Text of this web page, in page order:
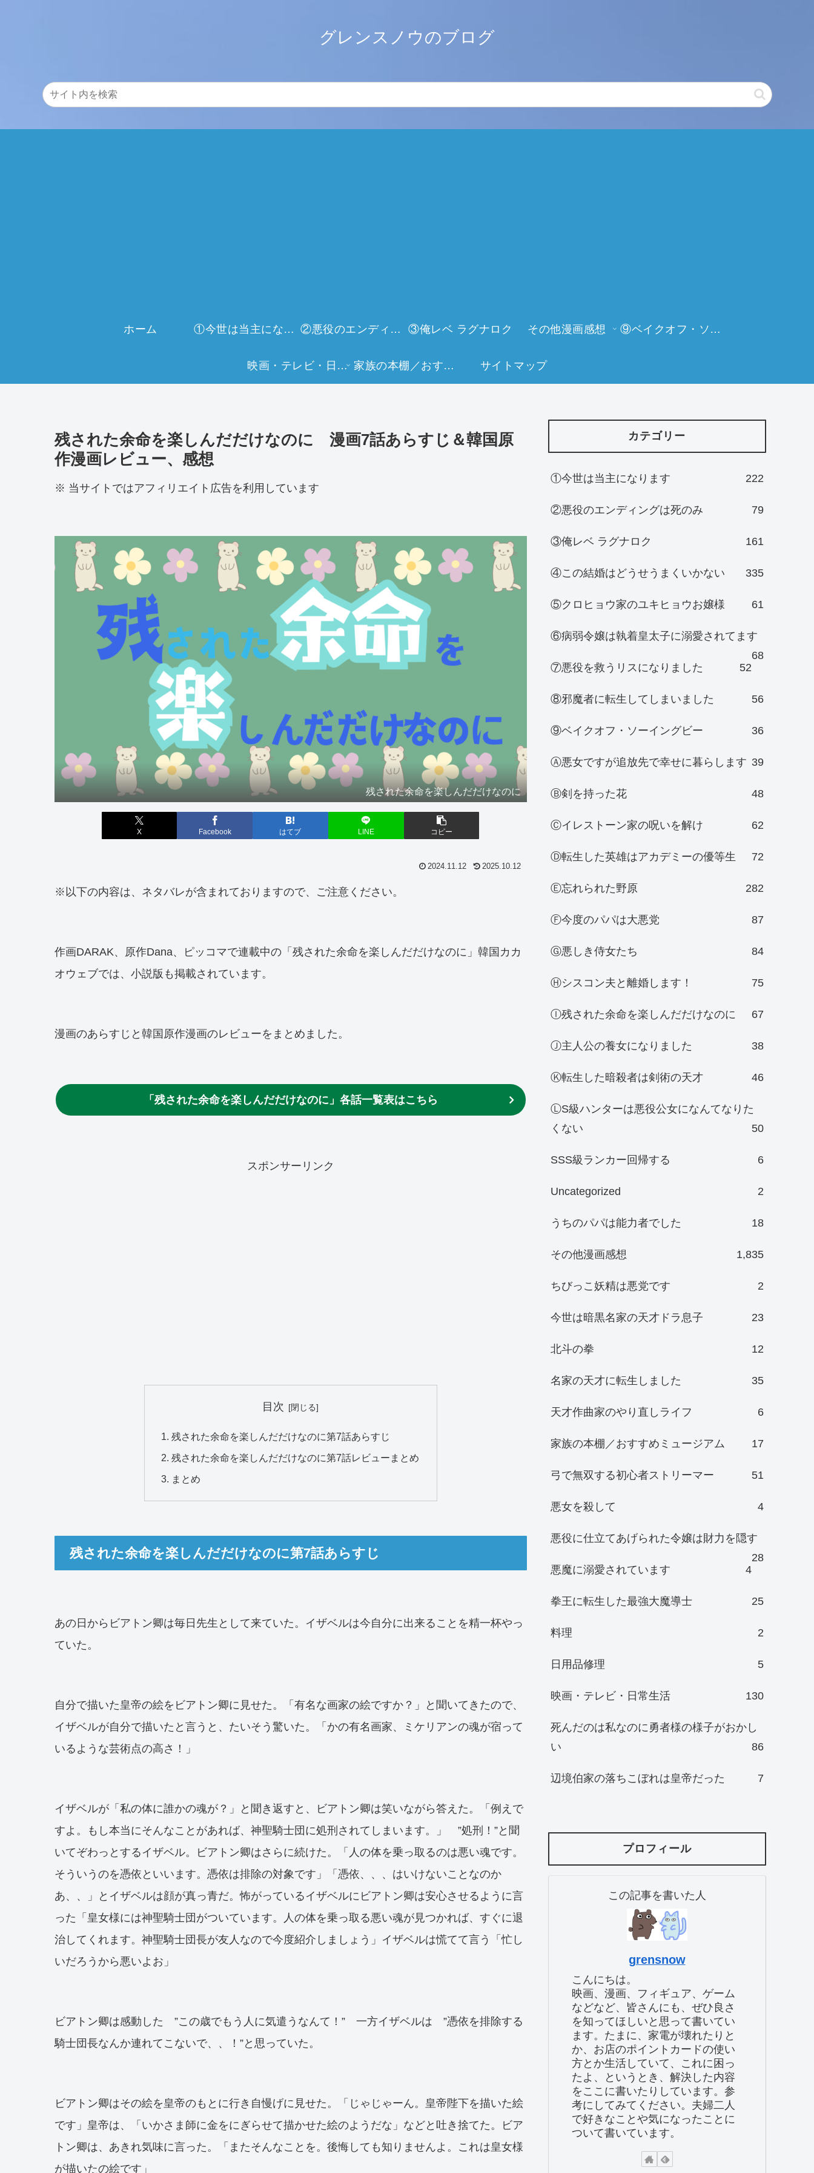
グレンスノウのブログ
ホーム ①今世は当主になります ②悪役のエンディングは死のみ ③俺レベ ラグナロク その他漫画感想 ⑨ベイクオフ・ソーイングビー
映画・テレビ・日常生活 家族の本棚／おすすめミュージアム サイトマップ
残された余命を楽しんだだけなのに 漫画7話あらすじ＆韓国原
作漫画レビュー、感想
※ 当サイトではアフィリエイト広告を利用しています
残された余命を楽しんだだけなのに
X Facebook はてブ LINE コピー
2024.11.12 2025.10.12
※以下の内容は、ネタバレが含まれておりますので、ご注意ください。
作画DARAK、原作Dana、ピッコマで連載中の「残された余命を楽しんだだけなのに」韓国カカ
オウェブでは、小説版も掲載されています。
漫画のあらすじと韓国原作漫画のレビューをまとめました。
「残された余命を楽しんだだけなのに」各話一覧表はこちら
スポンサーリンク
目次
残された余命を楽しんだだけなのに第7話あらすじ
残された余命を楽しんだだけなのに第7話レビューまとめ
まとめ
残された余命を楽しんだだけなのに第7話あらすじ
あの日からビアトン卿は毎日先生として来ていた。イザベルは今自分に出来ることを精一杯やっ
ていた。
自分で描いた皇帝の絵をビアトン卿に見せた。「有名な画家の絵ですか？」と聞いてきたので、
イザベルが自分で描いたと言うと、たいそう驚いた。「かの有名画家、ミケリアンの魂が宿って
いるような芸術点の高さ！」
イザベルが「私の体に誰かの魂が？」と聞き返すと、ビアトン卿は笑いながら答えた。「例えで
すよ。もし本当にそんなことがあれば、神聖騎士団に処刑されてしまいます。」 ”処刑！”と聞
いてぞわっとするイザベル。ビアトン卿はさらに続けた。「人の体を乗っ取るのは悪い魂です。
そういうのを憑依といいます。憑依は排除の対象です」「憑依、、、はいけないことなのか
あ、、」とイザベルは顔が真っ青だ。怖がっているイザベルにビアトン卿は安心させるように言
った「皇女様には神聖騎士団がついています。人の体を乗っ取る悪い魂が見つかれば、すぐに退
治してくれます。神聖騎士団長が友人なので今度紹介しましょう」イザベルは慌てて言う「忙し
いだろうから悪いよお」
ビアトン卿は感動した ”この歳でもう人に気遣うなんて！” 一方イザベルは ”憑依を排除する
騎士団長なんか連れてこないで、、！”と思っていた。
ビアトン卿はその絵を皇帝のもとに行き自慢げに見せた。「じゃじゃーん。皇帝陛下を描いた絵
です」皇帝は、「いかさま師に金をにぎらせて描かせた絵のようだな」などと吐き捨てた。ビア
トン卿は、あきれ気味に言った。「またそんなことを。後悔しても知りませんよ。これは皇女様
が描いたの絵です」
カテゴリー
①今世は当主になります 222
②悪役のエンディングは死のみ 79
③俺レベ ラグナロク 161
④この結婚はどうせうまくいかない 335
⑤クロヒョウ家のユキヒョウお嬢様 61
⑥病弱令嬢は執着皇太子に溺愛されてます
68
⑦悪役を救うリスになりました
52
⑧邪魔者に転生してしまいました 56
⑨ベイクオフ・ソーイングビー 36
Ⓐ悪女ですが追放先で幸せに暮らします 39
Ⓑ剣を持った花 48
Ⓒイレストーン家の呪いを解け 62
Ⓓ転生した英雄はアカデミーの優等生 72
Ⓔ忘れられた野原 282
Ⓕ今度のパパは大悪党 87
Ⓖ悪しき侍女たち 84
Ⓗシスコン夫と離婚します！ 75
Ⓘ残された余命を楽しんだだけなのに 67
Ⓙ主人公の養女になりました 38
Ⓚ転生した暗殺者は剣術の天才 46
ⓁS級ハンターは悪役公女になんてなりた
くない
50
SSS級ランカー回帰する 6
Uncategorized 2
うちのパパは能力者でした 18
その他漫画感想 1,835
ちびっこ妖精は悪党です 2
今世は暗黒名家の天才ドラ息子 23
北斗の拳 12
名家の天才に転生しました 35
天才作曲家のやり直しライフ 6
家族の本棚／おすすめミュージアム 17
弓で無双する初心者ストリーマー 51
悪女を殺して 4
悪役に仕立てあげられた令嬢は財力を隠す
28
悪魔に溺愛されています
4
拳王に転生した最強大魔導士 25
料理 2
日用品修理 5
映画・テレビ・日常生活 130
死んだのは私なのに勇者様の様子がおかし
い
86
辺境伯家の落ちこぼれは皇帝だった 7
プロフィール
この記事を書いた人
grensnow
こんにちは。
映画、漫画、フィギュア、ゲーム
などなど、皆さんにも、ぜひ良さ
を知ってほしいと思って書いてい
ます。たまに、家電が壊れたりと
か、お店のポイントカードの使い
方とか生活していて、これに困っ
たよ、というとき、解決した内容
をここに書いたりしています。参
考にしてみてください。夫婦二人
で好きなことや気になったことに
ついて書いています。